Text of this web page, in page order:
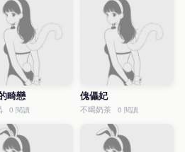
畸戀
0 閱讀
傀儡妃
不喝奶茶 0 閱讀